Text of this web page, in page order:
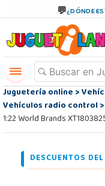
¿DÓNDE
Juguetería online>
Vehículos radio control>
1:22 World Brands
DESCUENTOS